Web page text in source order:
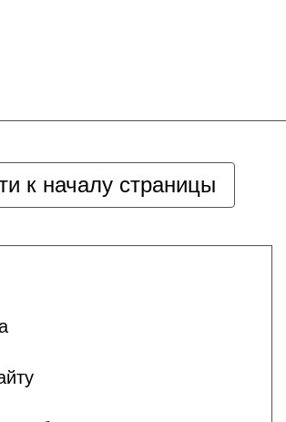
к началу страницы